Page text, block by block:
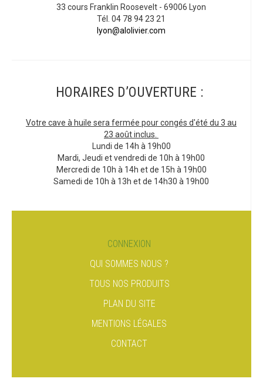
33 cours Franklin Roosevelt - 69006 Lyon
Tél. 04 78 94 23 21
lyon@alolivier.com
HORAIRES D’OUVERTURE :
Votre cave à huile sera fermée pour congés d'été du 3 au
23 août inclus.
Lundi de 14h à 19h00
Mardi, Jeudi et vendredi de 10h à 19h00
Mercredi de 10h à 14h et de 15h à 19h00
Samedi de 10h à 13h et de 14h30 à 19h00
CONNEXION
QUI SOMMES NOUS ?
TOUS NOS PRODUITS
PLAN DU SITE
MENTIONS LÉGALES
CONTACT